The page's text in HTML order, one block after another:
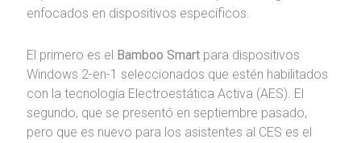
enfocados en dispositivos específicos.
El primero es el Bamboo Smartpara dispositivos
Windows 2-en-1 seleccionados que estén habilitados
con la tecnología Electroestática Activa (AES). El
segundo, que se presentó en septiembre pasado,
pero que es nuevo para los asistentes al CES es el